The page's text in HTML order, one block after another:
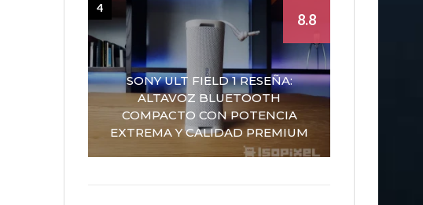
SONY ULT FIELD 1 RESEÑA:
ALTAVOZ BLUETOOTH
COMPACTO CON POTENCIA
EXTREMA Y CALIDAD PREMIUM
8.8
4